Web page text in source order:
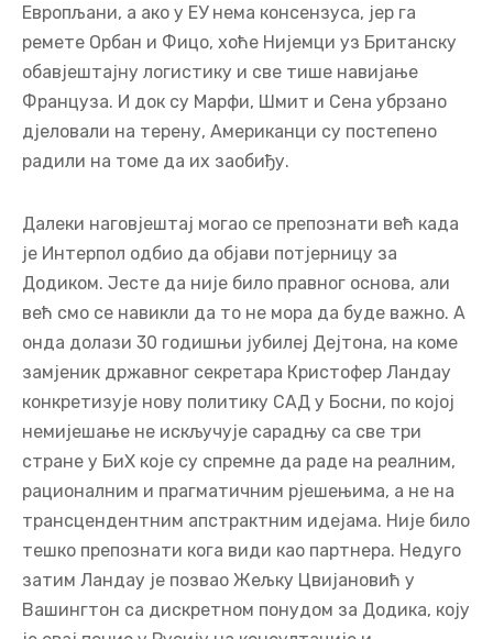
Европљани, а ако у ЕУ нема консензуса, јер га
ремете Орбан и Фицо, хоће Нијемци уз Британску
обавјештајну логистику и све тише навијање
Француза. И док су Марфи, Шмит и Сена убрзано
дјеловали на терену, Американци су постепено
радили на томе да их заобиђу.
Далеки наговјештај могао се препознати већ када
је Интерпол одбио да објави потјерницу за
Додиком. Јесте да није било правног основа, али
већ смо се навикли да то не мора да буде важно. А
онда долази 30 годишњи јубилеј Дејтона, на коме
замјеник државног секретара Кристофер Ландау
конкретизује нову политику САД у Босни, по којој
немијешање не искључује сарадњу са све три
стране у БиХ које су спремне да раде на реалним,
рационалним и прагматичним рјешењима, а не на
трансцендентним апстрактним идејама. Није било
тешко препознати кога види као партнера. Недуго
затим Ландау је позвао Жељку Цвијановић у
Вашингтон са дискретном понудом за Додика, коју